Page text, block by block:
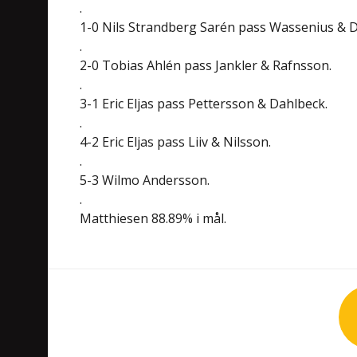
.
1-0 Nils Strandberg Sarén pass Wassenius &
.
2-0 Tobias Ahlén pass Jankler & Rafnsson.
.
3-1 Eric Eljas pass Pettersson & Dahlbeck.
.
4-2 Eric Eljas pass Liiv & Nilsson.
.
5-3 Wilmo Andersson.
.
Matthiesen 88.89% i mål.